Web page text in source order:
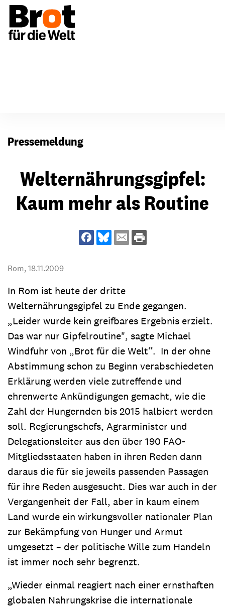
Pressemeldung
Welternährungsgipfel:
Kaum mehr als Routine
Rom,18.11.2009
In Rom ist heute der dritte
Welternährungsgipfel zu Ende gegangen.
„Leider wurde kein greifbares Ergebnis erzielt.
Das war nur Gipfelroutine", sagte Michael
Windfuhr von „Brot für die Welt“. In der ohne
Abstimmung schon zu Beginn verabschiedeten
Erklärung werden viele zutreffende und
ehrenwerte Ankündigungen gemacht, wie die
Zahl der Hungernden bis 2015 halbiert werden
soll. Regierungschefs, Agrarminister und
Delegationsleiter aus den über 190 FAO-
Mitgliedsstaaten haben in ihren Reden dann
daraus die für sie jeweils passenden Passagen
für ihre Reden ausgesucht. Dies war auch in der
Vergangenheit der Fall, aber in kaum einem
Land wurde ein wirkungsvoller nationaler Plan
zur Bekämpfung von Hunger und Armut
umgesetzt – der politische Wille zum Handeln
ist immer noch sehr begrenzt.
„Wieder einmal reagiert nach einer ernsthaften
globalen Nahrungskrise die internationale